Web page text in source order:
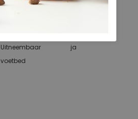
Uitneembaar
voetbed
ja